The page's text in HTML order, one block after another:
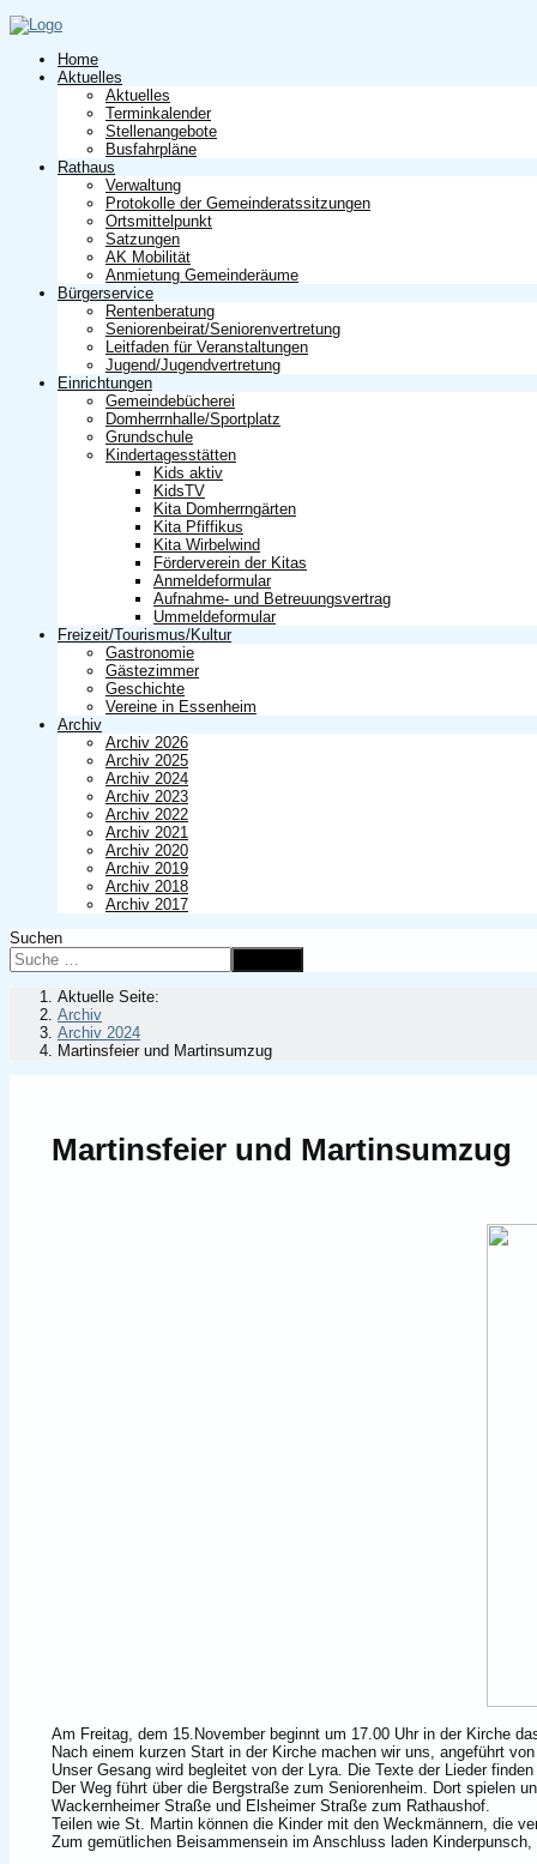
Home
Aktuelles
Aktuelles
Terminkalender
Stellenangebote
Busfahrpläne
Rathaus
Verwaltung
Protokolle der Gemeinderatssitzungen
Ortsmittelpunkt
Satzungen
AK Mobilität
Anmietung Gemeinderäume
Bürgerservice
Rentenberatung
Seniorenbeirat/Seniorenvertretung
Leitfaden für Veranstaltungen
Jugend/Jugendvertretung
Einrichtungen
Gemeindebücherei
Domherrnhalle/Sportplatz
Grundschule
Kindertagesstätten
Kids aktiv
KidsTV
Kita Domherrngärten
Kita Pfiffikus
Kita Wirbelwind
Förderverein der Kitas
Anmeldeformular
Aufnahme- und Betreuungsvertrag
Ummeldeformular
Freizeit/Tourismus/Kultur
Gastronomie
Gästezimmer
Geschichte
Vereine in Essenheim
Archiv
Archiv 2026
Archiv 2025
Archiv 2024
Archiv 2023
Archiv 2022
Archiv 2021
Archiv 2020
Archiv 2019
Archiv 2018
Archiv 2017
Suchen
Aktuelle Seite:
Archiv
Archiv 2024
Martinsfeier und Martinsumzug
Martinsfeier und Martinsumzug
Am Freitag, dem 15.November beginnt um 17.00 Uhr in der Kirche
Nach einem kurzen Start in der Kirche machen wir uns, angeführt
Unser Gesang wird begleitet von der Lyra. Die Texte der Lieder
Der Weg führt über die Bergstraße zum Seniorenheim. Dort spielen
Wackernheimer Straße und Elsheimer Straße zum Rathaushof.
Teilen wie St. Martin können die Kinder mit den Weckmännern, die
Zum gemütlichen Beisammensein im Anschluss laden